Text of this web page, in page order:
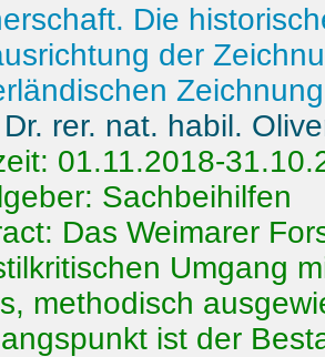
Die
der
rer. nat. habil.
01.11.2018-
Sachbeihilfen
Das Weimarer
Umgang
methodisch
ist der